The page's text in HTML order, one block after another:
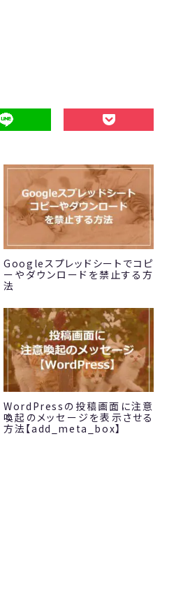
Googleスプレッドシートでコピ
ーやダウンロードを禁止する方
法
WordPressの投稿画面に注意
喚起のメッセージを表示させる
方法【add_meta_box】